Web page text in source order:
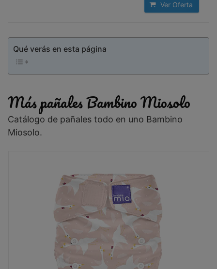
Ver Oferta
Qué verás en esta página
Más pañales Bambino Miosolo
Catálogo de pañales todo en uno Bambino
Miosolo.